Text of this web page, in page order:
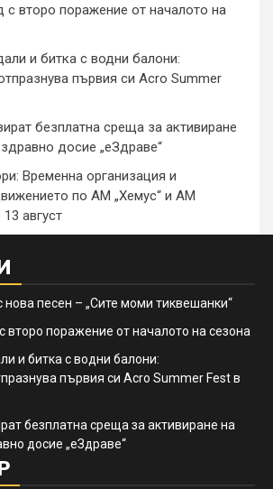
с второ поражение от началото на
и битка с водни балони:
първия си Acro Summer
безплатна среща за активиране
досие „еЗдраве“
Временна организация и
по АМ „Хемус“ и АМ
август
песен – „Сите моми тиквешанки“
второ поражение от началото на сезона
и битка с водни балони:
първия си Acro Summer Fest в
безплатна среща за активиране на
досие „еЗдраве“